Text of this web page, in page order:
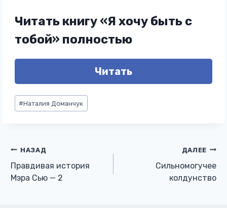
Читать книгу «Я хочу быть с
тобой» полностью
Читать
Метки
записи:
#Наталия Доманчук
Навигация
по
НАЗАД
Правдивая история
Мэра Сью — 2
ДАЛЕЕ
Сильномогучее
колдунство